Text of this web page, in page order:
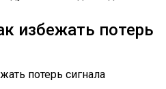
избежать потерь